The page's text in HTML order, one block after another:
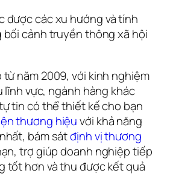
được các xu hướng và tính
bối cảnh truyền thông xã hội
năm 2009, với kinh nghiệm
lĩnh vực, ngành hàng khác
tin có thể thiết kế cho bạn
thương hiệu với khả năng
bám sát định vị thương
trợ giúp doanh nghiệp tiếp
tốt hơn và thu được kết quả